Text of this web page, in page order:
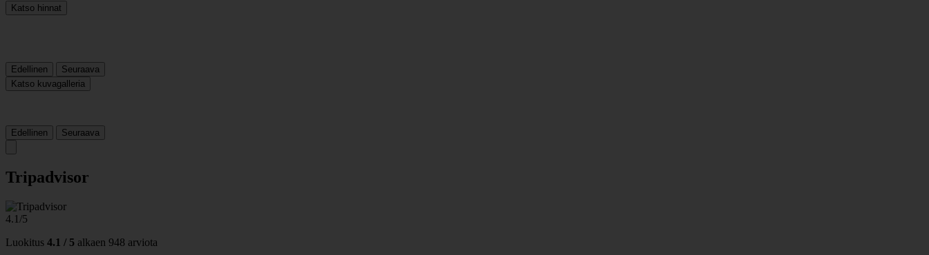
Katso hinnat
Edellinen
Seuraava
Katso kuvagalleria
Edellinen Seuraava
Tripadvisor
4.1/5
Luokitus 4.1 / 5 alkaen 948 arviota